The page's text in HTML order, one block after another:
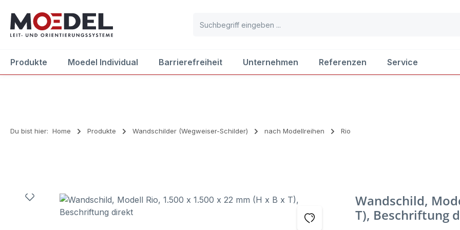
Hauptinhalt springen
Zur Suche springen
Zur Hauptnavigation springen
Produkte Moedel Individual Barrierefreiheit Unternehmen Referenzen Service
Du bist hier: Home Produkte Wandschilder (Wegweiser-Schilder) nach Modellreihen Rio
Bildergalerie überspringen
Wandschild,
T), Beschriftung